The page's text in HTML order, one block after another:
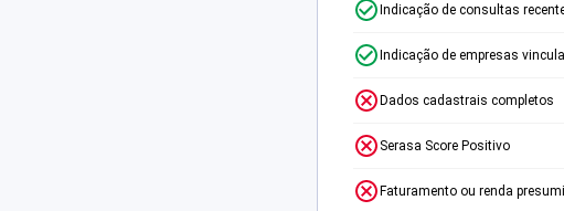
Indicação de consultas
Indicação de empresas
Dados cadastrais completos
Serasa Score Positivo
Faturamento ou renda